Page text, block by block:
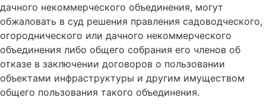
дачного некоммерческого объединения, могут
обжаловать в суд решения правления садоводческого,
огороднического или дачного некоммерческого
объединения либо общего собрания его членов об
отказе в заключении договоров о пользовании
объектами инфраструктуры и другим имуществом
общего пользования такого объединения.